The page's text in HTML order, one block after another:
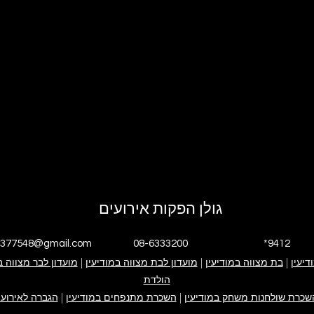
גולן הפקות אירועים
08-6333200 *9412
אנחנו גולן הפקות אירועים אירוע בת מצווה אירוע בר מצווה
ימי
קייטנה במודיעין
|בת מצווה במודיעין מועדון לבת מצווה במודיעין
מועדון לבר מצווה
הולדת
שולחנות משחק במודיעין
השכרת מתנפחים במודיעין הגברה